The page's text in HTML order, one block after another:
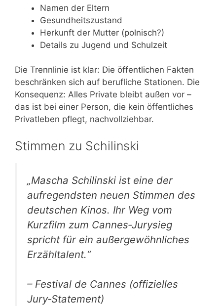
Namen der Eltern
Gesundheitszustand
Herkunft der Mutter (polnisch?)
Details zu Jugend und Schulzeit
Die Trennlinie ist klar: Die öffentlichen Fakten
beschränken sich auf berufliche Stationen. Die
Konsequenz: Alles Private bleibt außen vor –
das ist bei einer Person, die kein öffentliches
Privatleben pflegt, nachvollziehbar.
Stimmen zu Schilinski
„Mascha Schilinski ist eine der
aufregendsten neuen Stimmen des
deutschen Kinos. Ihr Weg vom
Kurzfilm zum Cannes‑Jurysieg
spricht für ein außergewöhnliches
Erzähltalent.“
– Festival de Cannes (offizielles
Jury‑Statement)